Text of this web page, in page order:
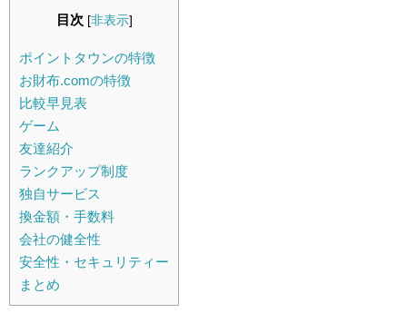
目次 [非表示]
ポイントタウンの特徴
お財布.comの特徴
比較早見表
ゲーム
友達紹介
ランクアップ制度
独自サービス
換金額・手数料
会社の健全性
安全性・セキュリティー
まとめ